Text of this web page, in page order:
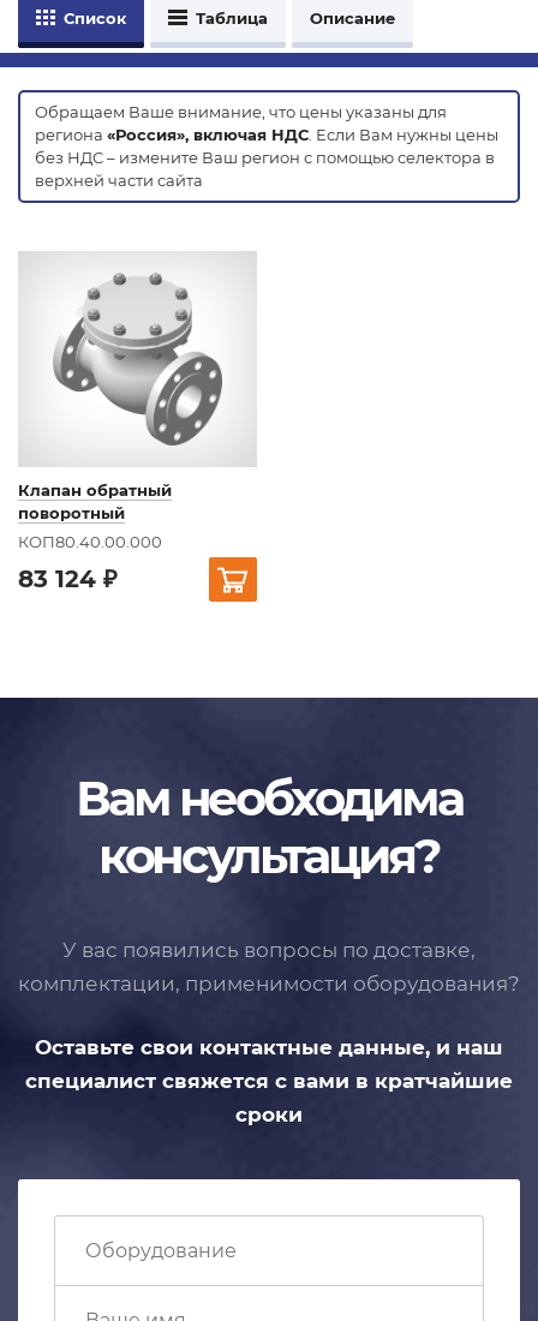
Список Таблица Описание
Обращаем Ваше внимание, что цены указаны для
региона «Россия», включая НДС . Если Вам нужны цены
без НДС – измените Ваш регион с помощью селектора в
верхней части сайта
Клапан обратный
поворотный
КОП80.40.00.000
83 124 ₽
Вам необходима
консультация?
У вас появились вопросы по доставке,
комплектации, применимости оборудования?
Оставьте свои контактные данные, и наш
специалист свяжется с вами в кратчайшие
сроки